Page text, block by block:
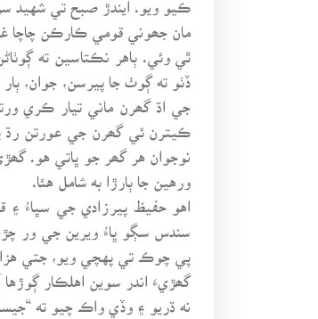
مان جھوني قومي ڪارڪن چاچا
ٿي وئي. ٻاهر نڪتاسين ته
ڏٺو ته ڳوٺ جا پيرسن، جوان،
جي اڌ گھرن ماني تيار ڪري
ڪيترن ئي گھرن جي عورتن رڌ
نوجوان هر گھر جو ڀاتي هو.
ورهين جا ٻارڙا به شامل هئا.
اهو حفيظ پيرزادي جي سڀاءُ
سندس سڳو ڀاءُ ويرين جي ور
پي چوڪ تي پهچي ويو، جتي
گھڙيءَ اندر سوين اهلڪار
نه ڌريو ۽ وڏي واڪ چيو ته